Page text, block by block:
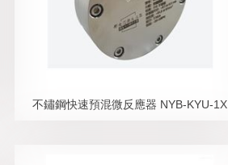
不鏽鋼快速預混微反應器 NYB-KYU-1X